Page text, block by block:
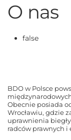
O nas
false
BDO w Polsce
Obecnie posiada
Wrocławiu, gdzie
uprawnienia
radców prawnych i